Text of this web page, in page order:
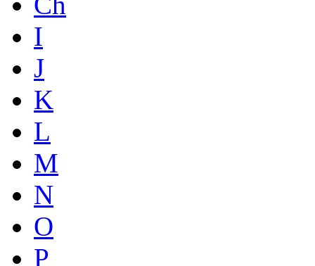
I
J
K
L
M
N
O
P